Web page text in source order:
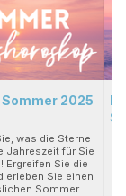
2025
was die Sterne
Jahreszeit für Sie
Ergreifen Sie die
erleben Sie einen
Sommer.